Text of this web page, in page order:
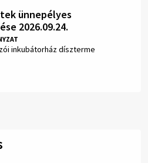
ünnepélyes
2026.09.24.
inkubátorház díszterme